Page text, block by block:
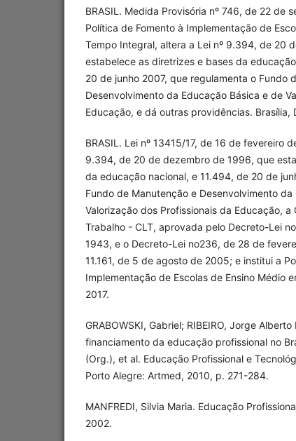
BRASIL. Medida Provisória nº 746, de 22 de
Política de Fomento à Implementação de
Tempo Integral, altera a Lei nº 9.394, de 20
estabelece as diretrizes e bases da
20 de junho 2007, que regulamenta o Fundo
Desenvolvimento da Educação Básica e de
Educação, e dá outras providências. Brasília,
BRASIL. Lei nº 13415/17, de 16 de fevereiro
9.394, de 20 de dezembro de 1996, que
da educação nacional, e 11.494, de 20 de
Fundo de Manutenção e Desenvolvimento
Valorização dos Profissionais da Educação,
Trabalho - CLT, aprovada pelo Decreto-Lei
1943, e o Decreto-Lei no236, de 28 de
11.161, de 5 de agosto de 2005; e institui a
Implementação de Escolas de Ensino Médio
2017.
GRABOWSKI, Gabriel; RIBEIRO, Jorge
financiamento da educação profissional no
(Org.), et al. Educação Profissional e
Porto Alegre: Artmed, 2010, p. 271-284.
MANFREDI, Silvia Maria. Educação
2002.